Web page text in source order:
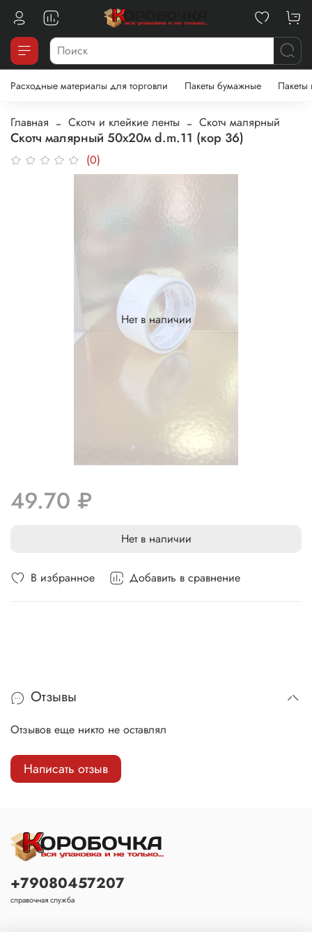
Расходные материалы для торговли Пакеты бумажные Пакеты
Главная Скотч и клейкие ленты Скотч малярный
Скотч малярный 50х20м d.m.11 (кор 36)
(0)
В избранное Добавить в сравнение
Нет в наличии
49.70 ₽
Нет в наличии
Отзывы
Отзывов еще никто не оставлял
Написать отзыв
+79080457207
справочная служба